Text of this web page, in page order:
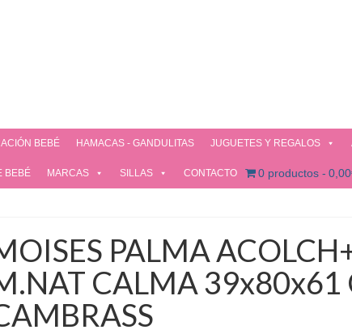
BEBÉ HAMACAS - GANDULITAS JUGUETES Y REGALOS
BEBÉ MARCAS SILLAS CONTACTO 0 productos
PALMA
CALMA 39x80x61